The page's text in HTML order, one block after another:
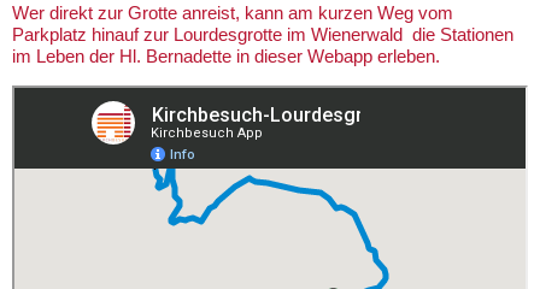
Wer direkt zur Grotte anreist, kann am kurzen Weg vom
Parkplatz hinauf zur Lourdesgrotte im Wienerwald die Stationen
im Leben der Hl. Bernadette in dieser Webapp erleben.